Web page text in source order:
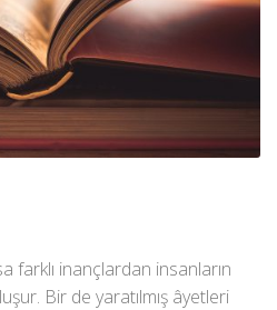
farklı inançlardan insanların
Bir de yaratılmış âyetleri